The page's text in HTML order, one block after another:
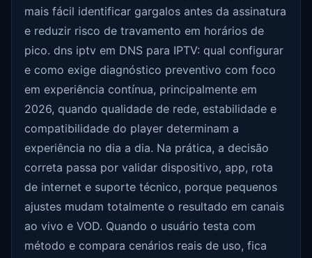
mais fácil identificar gargalos antes da assinatura
e reduzir risco de travamento em horários de
pico. dns iptv em DNS para IPTV: qual configurar
e como exige diagnóstico preventivo com foco
em experiência contínua, principalmente em
2026, quando qualidade de rede, estabilidade e
compatibilidade do player determinam a
experiência no dia a dia. Na prática, a decisão
correta passa por validar dispositivo, app, rota
de internet e suporte técnico, porque pequenos
ajustes mudam totalmente o resultado em canais
ao vivo e VOD. Quando o usuário testa com
método e compara cenários reais de uso, fica